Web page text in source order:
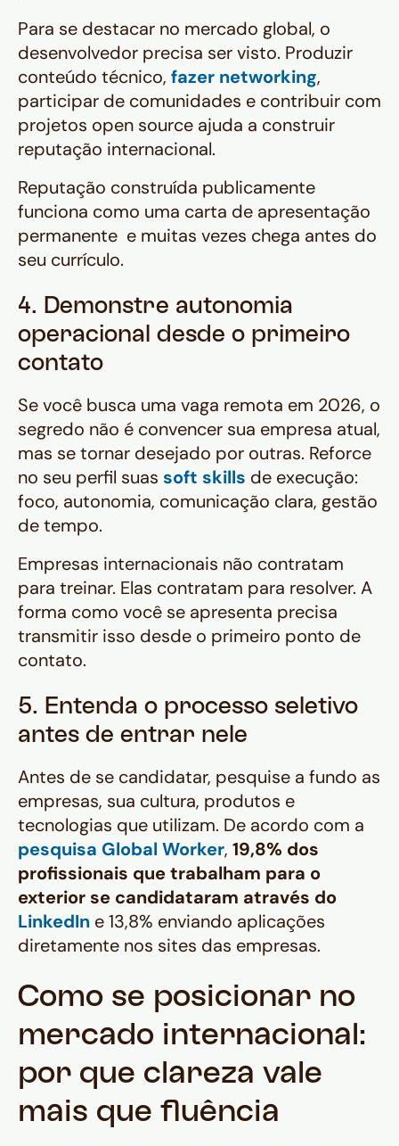
Para se destacar no mercado global, o
desenvolvedor precisa ser visto. Produzir
conteúdo técnico, fazer networking,
participar de comunidades e contribuir com
projetos open source ajuda a construir
reputação internacional.
Reputação construída publicamente
funciona como uma carta de apresentação
permanente e muitas vezes chega antes do
seu currículo.
4. Demonstre autonomia
operacional desde o primeiro
contato
Se você busca uma vaga remota em 2026, o
segredo não é convencer sua empresa atual,
mas se tornar desejado por outras. Reforce
no seu perfil suas soft skills de execução:
foco, autonomia, comunicação clara, gestão
de tempo.
Empresas internacionais não contratam
para treinar. Elas contratam para resolver. A
forma como você se apresenta precisa
transmitir isso desde o primeiro ponto de
contato.
5. Entenda o processo seletivo
antes de entrar nele
Antes de se candidatar, pesquise a fundo as
empresas, sua cultura, produtos e
tecnologias que utilizam. De acordo com a
pesquisa Global Worker, 19,8% dos
profissionais que trabalham para o
exterior se candidataram através do
LinkedIn e 13,8% enviando aplicações
diretamente nos sites das empresas.
Como se posicionar no
mercado internacional:
por que clareza vale
mais que fluência